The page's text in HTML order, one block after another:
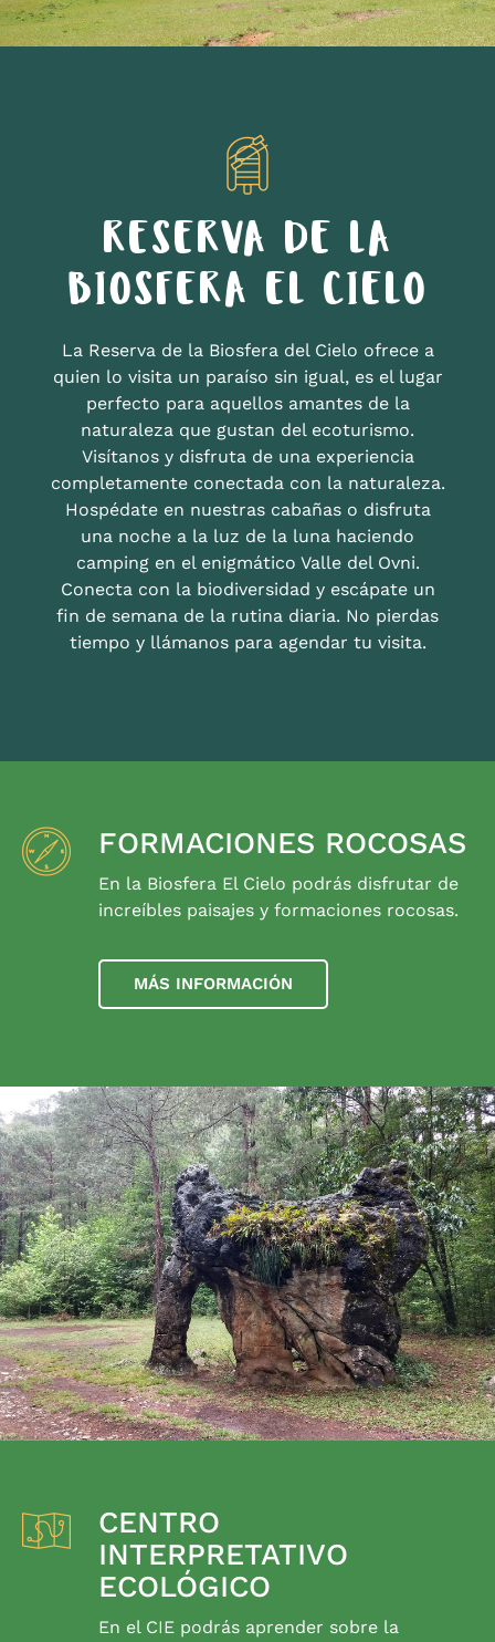
RESERVA DE LA
BIOSFERA EL CIELO
La Reserva de la Biosfera del Cielo ofrece a
quien lo visita un paraíso sin igual, es el lugar
perfecto para aquellos amantes de la
naturaleza que gustan del ecoturismo.
Visítanos y disfruta de una experiencia
completamente conectada con la naturaleza.
Hospédate en nuestras cabañas o disfruta
una noche a la luz de la luna haciendo
camping en el enigmático Valle del Ovni.
Conecta con la biodiversidad y escápate un
fin de semana de la rutina diaria. No pierdas
tiempo y llámanos para agendar tu visita.
FORMACIONES ROCOSAS
En la Biosfera El Cielo podrás disfrutar de
increíbles paisajes y formaciones rocosas.
MÁS INFORMACIÓN
CENTRO
INTERPRETATIVO
ECOLÓGICO
En el CIE podrás aprender sobre la